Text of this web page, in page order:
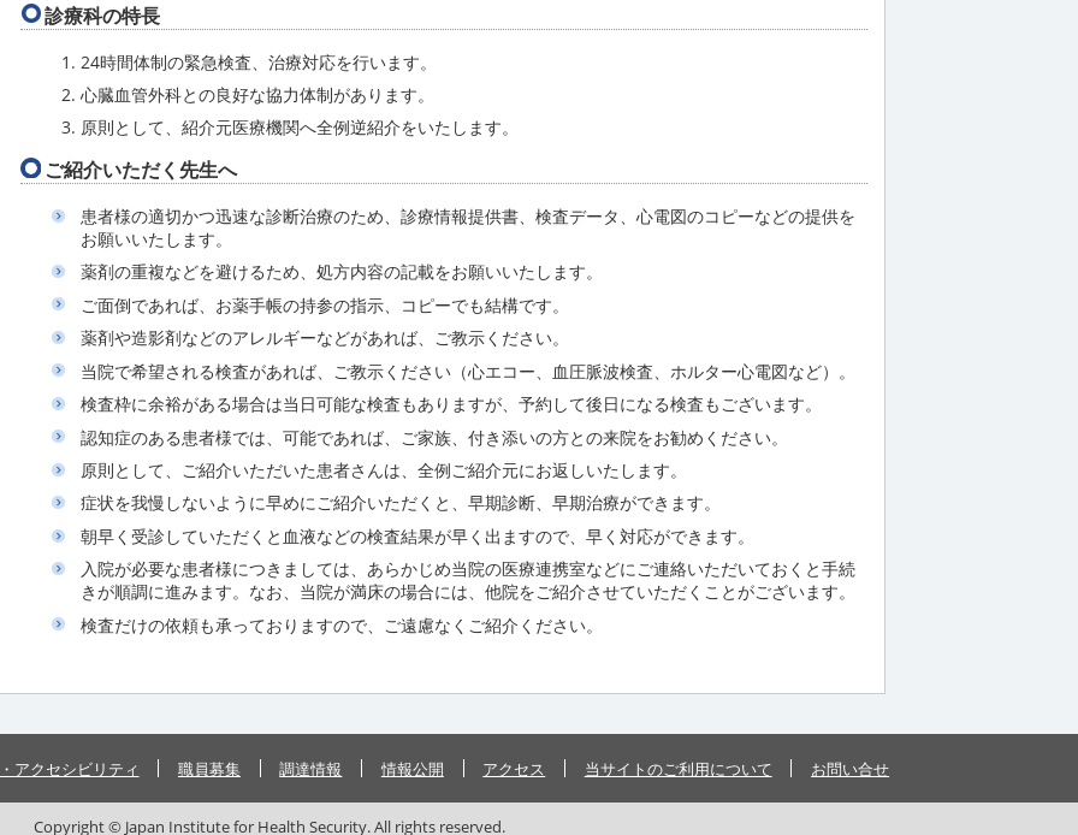
診療科の特長
24時間体制の緊急検査、治療対応を行います。
心臓血管外科との良好な協力体制があります。
原則として、紹介元医療機関へ全例逆紹介をいたします。
ご紹介いただく先生へ
患者様の適切かつ迅速な診断治療のため、診療情報提供書、検査データ、心電図のコピーなどの提供を
お願いいたします。
薬剤の重複などを避けるため、処方内容の記載をお願いいたします。
ご面倒であれば、お薬手帳の持参の指示、コピーでも結構です。
薬剤や造影剤などのアレルギーなどがあれば、ご教示ください。
当院で希望される検査があれば、ご教示ください（心エコー、血圧脈波検査、ホルター心電図など）。
検査枠に余裕がある場合は当日可能な検査もありますが、予約して後日になる検査もございます。
認知症のある患者様では、可能であれば、ご家族、付き添いの方との来院をお勧めください。
原則として、ご紹介いただいた患者さんは、全例ご紹介元にお返しいたします。
症状を我慢しないように早めにご紹介いただくと、早期診断、早期治療ができます。
朝早く受診していただくと血液などの検査結果が早く出ますので、早く対応ができます。
入院が必要な患者様につきましては、あらかじめ当院の医療連携室などにご連絡いただいておくと手続
きが順調に進みます。なお、当院が満床の場合には、他院をご紹介させていただくことがございます。
検査だけの依頼も承っておりますので、ご遠慮なくご紹介ください。
アクセシビリティ 職員募集 調達情報 情報公開 アクセス 当サイトのご利用について お問い合せ
Copyright © Japan Institute for Health Security. All rights reserved.